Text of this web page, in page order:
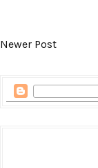
Newer Post